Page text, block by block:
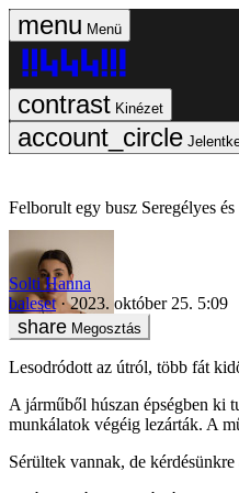
Menü
Kinézet
Felborult egy busz Seregélyes
Solti Hanna
baleset
2023. október 25. 5:09
Megosztás
Lesodródott az útról, több fát
A járműből húszan épségben ki
munkálatok végéig lezárták. A
Sérültek vannak, de